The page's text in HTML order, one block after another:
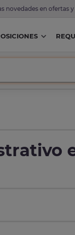
novedades en ofertas